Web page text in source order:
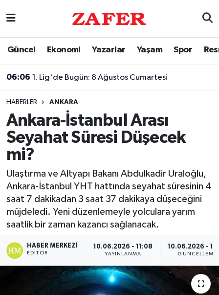
Güncel Ekonomi Yazarlar Yaşam Spor
06:06 1. Lig'de Bugün: 8 Ağustos Cumartesi
HABERLER ANKARA
Ankara-İstanbul Arası
Seyahat Süresi Düşecek
mi?
Ulaştırma ve Altyapı Bakanı Abdulkadir Uraloğlu,
Ankara-İstanbul YHT hattında seyahat süresinin 4
saat 7 dakikadan 3 saat 37 dakikaya düşeceğini
müjdeledi. Yeni düzenlemeyle yolculara yarım
saatlik bir zaman kazancı sağlanacak.
HABER MERKEZI
EDITÖR
10.06.2026 - 11:08
YAYINLANMA
10.06.2026 -
GÜNCELLEME
Nöbetçi Eczaneler
Trafik Durumu
Süper Lig Puan Durumu ve Fikstür
Tüm Manşetler
Son Dakika Haberleri
Haber Arşivi